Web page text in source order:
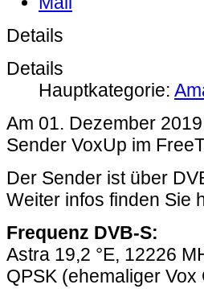
Details
Details
Hauptkategorie:
Am 01. Dezember
Sender VoxUp im
Der Sender ist über
Weiter infos finden Sie
Frequenz DVB-S:
Astra 19,2 °E, 12226
QPSK (ehemaliger Vox